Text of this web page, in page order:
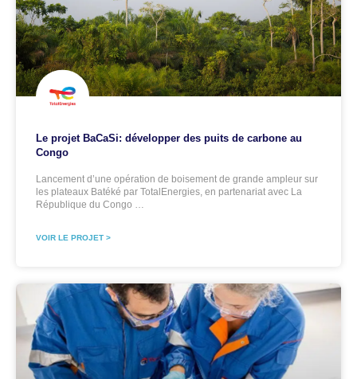
Le projet BaCaSi: développer des puits de carbone au
Congo
Lancement d’une opération de boisement de grande ampleur sur
les plateaux Batéké par TotalEnergies, en partenariat avec La
République du Congo …
VOIR LE PROJET >